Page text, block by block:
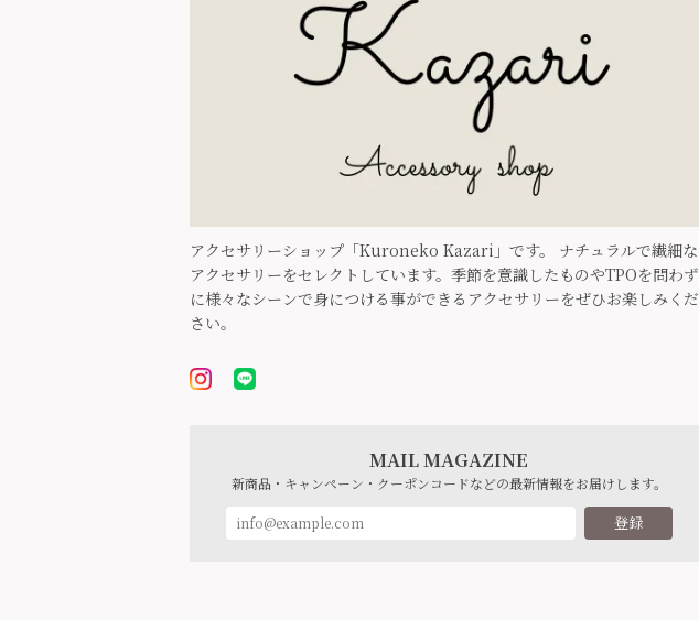
アクセサリーショップ「Kuroneko Kazari」です。 ナチュラルで繊細な
アクセサリーをセレクトしています。季節を意識したものやTPOを問わず
に様々なシーンで身につける事ができるアクセサリーをぜひお楽しみくだ
さい。
MAIL MAGAZINE
新商品・キャンペーン・クーポンコードなどの最新情報をお届けします。
登録